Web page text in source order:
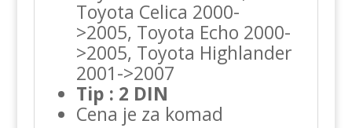
Toyota Celica 2000-
>2005, Toyota Echo 2000-
>2005, Toyota Highlander
2001->2007
Tip : 2 DIN
Cena je za komad